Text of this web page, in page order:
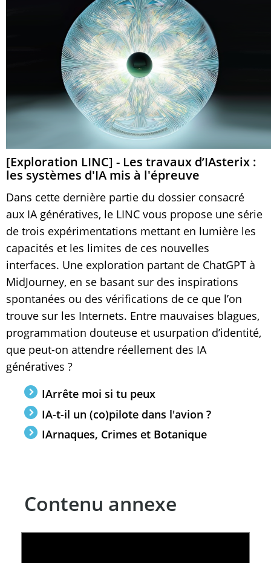
[Exploration LINC] - Les travaux d’IAsterix :
les systèmes d'IA mis à l'épreuve
Dans cette dernière partie du dossier consacré
aux IA génératives, le LINC vous propose une série
de trois expérimentations mettant en lumière les
capacités et les limites de ces nouvelles
interfaces. Une exploration partant de ChatGPT à
MidJourney, en se basant sur des inspirations
spontanées ou des vérifications de ce que l’on
trouve sur les Internets. Entre mauvaises blagues,
programmation douteuse et usurpation d’identité,
que peut-on attendre réellement des IA
génératives ?
IArrête moi si tu peux
IA-t-il un (co)pilote dans l'avion ?
IArnaques, Crimes et Botanique
Contenu annexe